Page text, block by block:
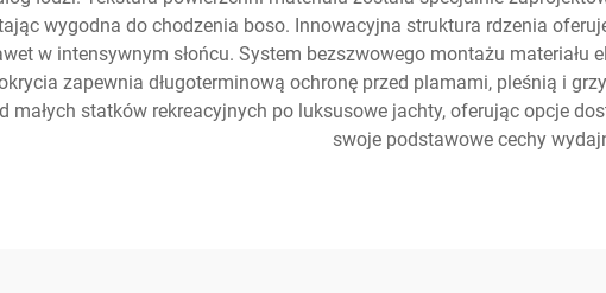
wygodna do chodzenia boso. Innowacyjna struktura rdzenia
w intensywnym słońcu. System bezszwowego montażu
zapewnia długoterminową ochronę przed plamami, pleśnią i
małych statków rekreacyjnych po luksusowe jachty, oferując opcje
swoje podstawowe cechy